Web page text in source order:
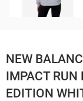
NEW
IMPACT RUN
EDITION